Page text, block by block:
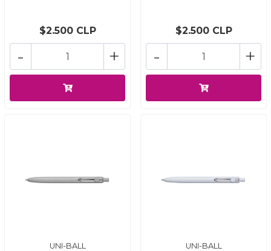
$2.500 CLP
+
-
$2.500 CLP
+
-
UNI-BALL UNI-BALL